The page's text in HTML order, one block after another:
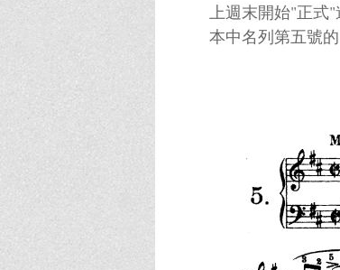
上週末開始"正式
本中名列第五號